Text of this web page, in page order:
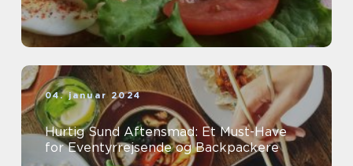
04. januar 2024
Hurtig Sund Aftensmad: Et Must-Have
for Eventyrrejsende og Backpackere